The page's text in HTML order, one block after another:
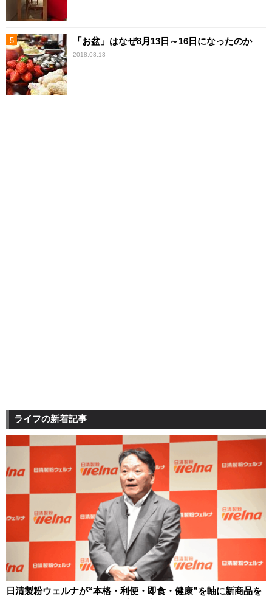
「お盆」はなぜ8月13日～16日になったのか
2018.08.13
ライフの新着記事
日清製粉ウェルナが“本格・利便・即食・健康”を軸に新商品を